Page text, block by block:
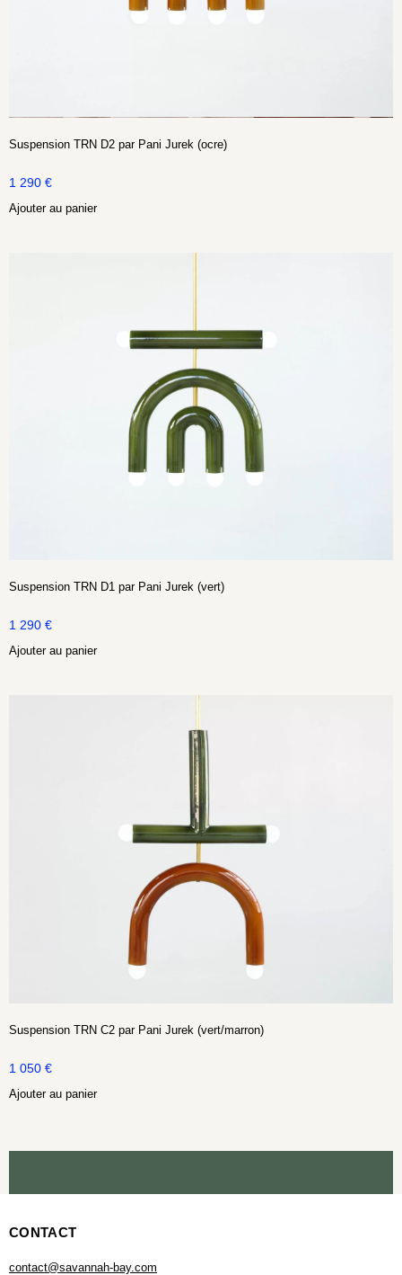
Suspension TRN D2 par Pani Jurek (ocre)
1 290 €
Ajouter au panier
Suspension TRN D1 par Pani Jurek (vert)
1 290 €
Ajouter au panier
Suspension TRN C2 par Pani Jurek (vert/marron)
1 050 €
Ajouter au panier
CONTACT
contact@savannah-bay.com